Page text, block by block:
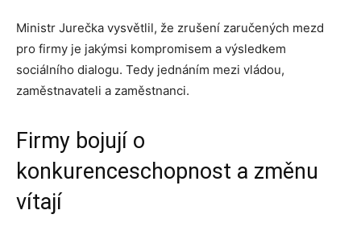
Ministr Jurečka vysvětlil, že zrušení zaručených mezd
pro firmy je jakýmsi kompromisem a výsledkem
sociálního dialogu. Tedy jednáním mezi vládou,
zaměstnavateli a zaměstnanci.
Firmy bojují o
konkurenceschopnost a změnu
vítají